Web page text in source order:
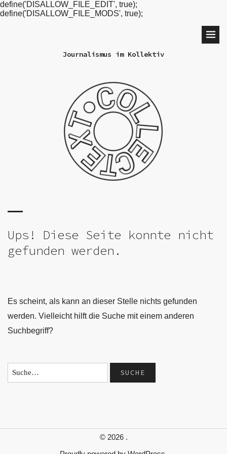
define('DISALLOW_FILE_EDIT', true);
define('DISALLOW_FILE_MODS', true);
Journalismus im Kollektiv
Ups! Diese Seite konnte nicht
gefunden werden.
Es scheint, als kann an dieser Stelle nichts gefunden
werden. Vielleicht hilft die Suche mit einem anderen
Suchbegriff?
© 2026 .